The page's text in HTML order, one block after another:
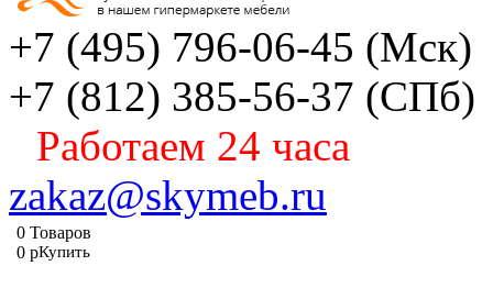
+7 (495) 796-06-45 (Мск)
+7 (812) 385-56-37 (СПб)
Работаем 24 часа
zakaz@skymeb.ru
0 Товаров
0 pКупить